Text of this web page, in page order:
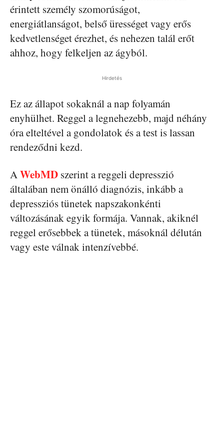
érintett személy szomorúságot,
energiátlanságot, belső ürességet vagy erős
kedvetlenséget érezhet, és nehezen talál erőt
ahhoz, hogy felkeljen az ágyból.
Hirdetés
Ez az állapot sokaknál a nap folyamán
enyhülhet. Reggel a legnehezebb, majd néhány
óra elteltével a gondolatok és a test is lassan
rendeződni kezd.
AWebMD szerint a reggeli depresszió
általában nem önálló diagnózis, inkább a
depressziós tünetek napszakonkénti
változásának egyik formája. Vannak, akiknél
reggel erősebbek a tünetek, másoknál délután
vagy este válnak intenzívebbé.